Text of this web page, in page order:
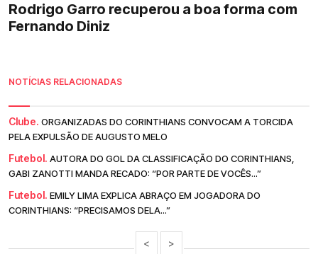
Rodrigo Garro recuperou a boa forma com
Fernando Diniz
NOTÍCIAS RELACIONADAS
Clube. ORGANIZADAS DO CORINTHIANS CONVOCAM A TORCIDA
PELA EXPULSÃO DE AUGUSTO MELO
Futebol. AUTORA DO GOL DA CLASSIFICAÇÃO DO CORINTHIANS,
GABI ZANOTTI MANDA RECADO: “POR PARTE DE VOCÊS...”
Futebol. EMILY LIMA EXPLICA ABRAÇO EM JOGADORA DO
CORINTHIANS: “PRECISAMOS DELA...”
< >